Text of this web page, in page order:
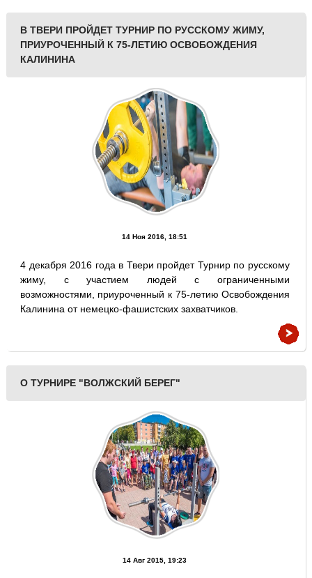
В ТВЕРИ ПРОЙДЕТ ТУРНИР ПО РУССКОМУ ЖИМУ,
ПРИУРОЧЕННЫЙ К 75-ЛЕТИЮ ОСВОБОЖДЕНИЯ
КАЛИНИНА
14 Ноя 2016, 18:51
4 декабря 2016 года в Твери пройдет Турнир по русскому
жиму, с участием людей с ограниченными
возможностями, приуроченный к 75-летию Освобождения
Калинина от немецко-фашистских захватчиков.
О ТУРНИРЕ "ВОЛЖСКИЙ БЕРЕГ"
14 Авг 2015, 19:23